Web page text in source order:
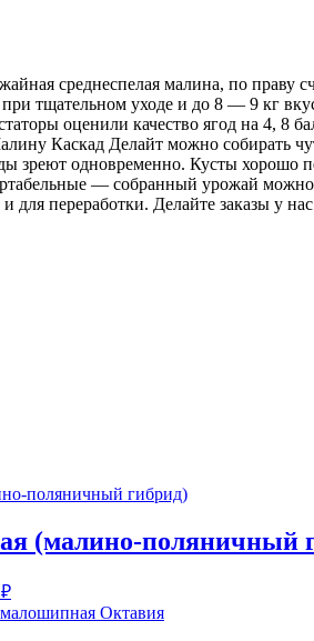
среднеспелая малина, по
тщательном уходе и до 8 — 9 кг
оценили качество ягод на 4,
Каскад Делайт можно собирать
зреют одновременно. Кусты хорошо
— собранный урожай можно
для переработки. Делайте заказы у
(малино-поляничный